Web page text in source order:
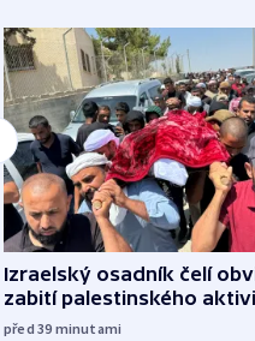
Izraelský osadník čelí
zabití palestinského
před 39 minutami